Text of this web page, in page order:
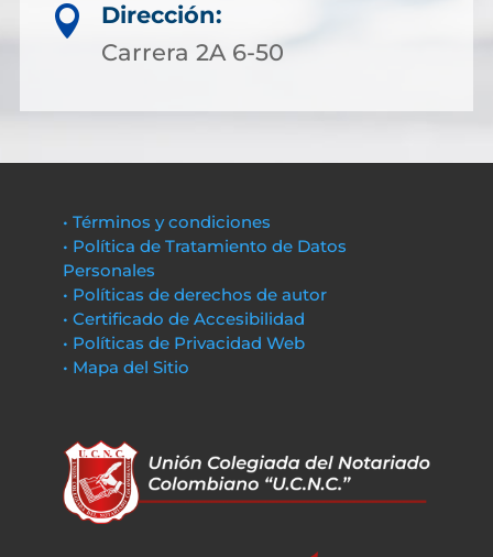

Dirección:
Carrera 2A 6-50
• Términos y condiciones
• Política de Tratamiento de Datos
Personales
• Políticas de derechos de autor
• Certificado de Accesibilidad
• Políticas de Privacidad Web
• Mapa del Sitio